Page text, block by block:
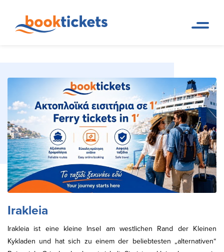
Irakleia
Irakleia ist eine kleine Insel am westlichen Rand der Kleinen
Kykladen und hat sich zu einem der beliebtesten „alternativen“